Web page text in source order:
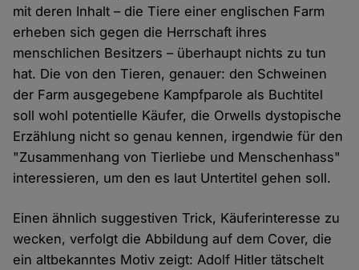
mit deren Inhalt – die Tiere einer englischen Farm
erheben sich gegen die Herrschaft ihres
menschlichen Besitzers – überhaupt nichts zu tun
hat. Die von den Tieren, genauer: den Schweinen
der Farm ausgegebene Kampfparole als Buchtitel
soll wohl potentielle Käufer, die Orwells dystopische
Erzählung nicht so genau kennen, irgendwie für den
"Zusammenhang von Tierliebe und Menschenhass"
interessieren, um den es laut Untertitel gehen soll.
Einen ähnlich suggestiven Trick, Käuferinteresse zu
wecken, verfolgt die Abbildung auf dem Cover, die
ein altbekanntes Motiv zeigt: Adolf Hitler tätschelt